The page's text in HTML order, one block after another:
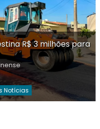
R$ 3 milhões para
Notícias